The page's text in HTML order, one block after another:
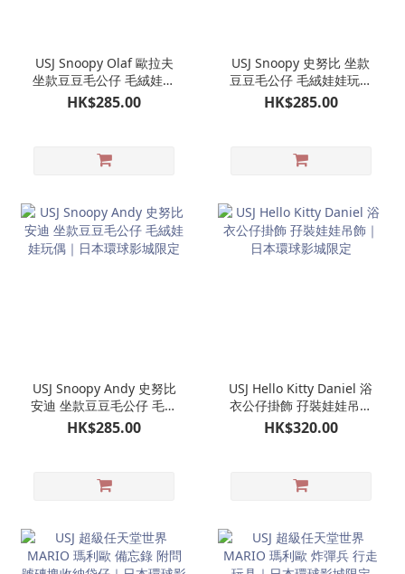
USJ Snoopy Olaf 歐拉夫
坐款豆豆毛公仔 毛絨娃娃
玩偶｜日本環球影城限定
HK$285.00
USJ Snoopy 史努比 坐款
豆豆毛公仔 毛絨娃娃玩偶
｜日本環球影城限定
HK$285.00
USJ Snoopy Andy 史努比
安迪 坐款豆豆毛公仔 毛絨
娃娃玩偶｜日本環球影城
限定
HK$285.00
USJ Hello Kitty Daniel 浴
衣公仔掛飾 孖裝娃娃吊飾
｜日本環球影城限定
HK$320.00